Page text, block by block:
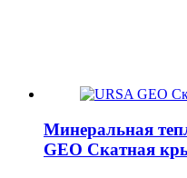
Минеральная
GEO Скатная